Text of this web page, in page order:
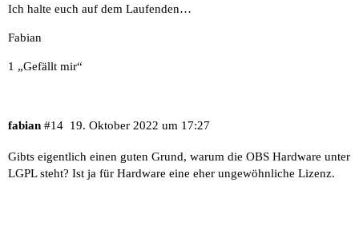
Ich halte euch auf dem Laufenden…
Fabian
1 „Gefällt mir“
fabian 19. Oktober 2022 um 17:27
#14
Gibts eigentlich einen guten Grund, warum die OBS Hardware unter
LGPL steht? Ist ja für Hardware eine eher ungewöhnliche Lizenz.